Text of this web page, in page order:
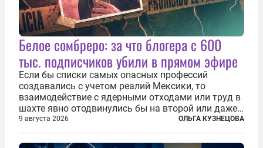
Белое сомбреро: за что блогера с 600
тыс. подписчиков убили в прямом эфире
Если бы списки самых опасных профессий
создавались с учетом реалий Мексики, то
взаимодействие с ядерными отходами или труд в
шахте явно отодвинулись бы на второй или даже
третий план. А вот блогерам, журналистам и
музыкантам пришлось бы выйти вперед. В
Кульякане, столице штата Синалоа, прямо во...
9 августа 2026 ОЛЬГА КУЗНЕЦОВА